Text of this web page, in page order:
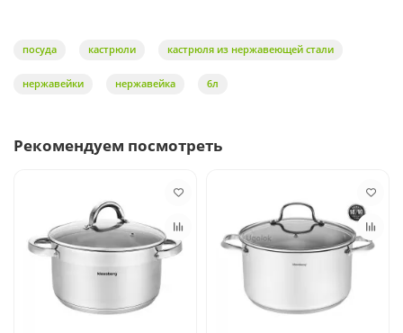
посуда кастрюли кастрюля из нержавеющей стали
нержавейки нержавейка 6л
Рекомендуем посмотреть